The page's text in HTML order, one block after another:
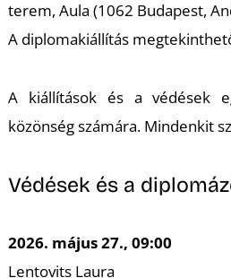
terem, Aula (1062 Budapest,
A diplomakiállítás
A kiállítások és a védések
közönség számára. Mindenkit
Védések és a
2026. május 27., 09:00
Lentovits Laura